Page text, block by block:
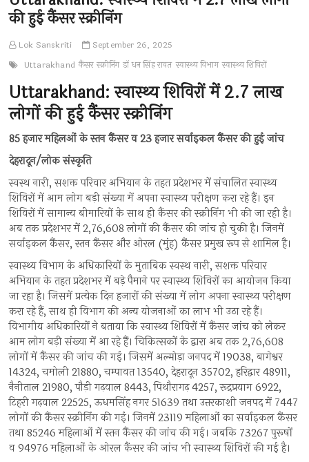
की हुई कैंसर स्क्रीनिंग
Lok Sanskriti
September 26, 2025
Uttarakhand कैंसर स्क्रीनिंग डॉ धन सिंह रावत स्वास्थ्य विभाग स्वास्थ्य शिविरों
Uttarakhand: स्वास्थ्य शिविरों में 2.7 लाख
लोगों की हुई कैंसर स्क्रीनिंग
85 हजार महिलओं के स्तन कैंसर व 23 हजार सर्वाइकल कैंसर की हुई जांच
देहरादून/लोक संस्कृति
स्वस्थ नारी, सशक्त परिवार अभियान के तहत प्रदेशभर में संचालित स्वास्थ्य
शिविरों में आम लोग बड़ी संख्या में अपना स्वास्थ्य परीक्षण करा रहे हैं। इन
शिविरों में सामान्य बीमारियों के साथ ही कैंसर की स्क्रीनिंग भी की जा रही है।
अब तक प्रदेशभर में 2,76,608 लोगों की कैंसर की जांच हो चुकी है। जिनमें
सर्वाइकल कैंसर, स्तन कैंसर और ओरल (मुंह) कैंसर प्रमुख रूप से शामिल है।
स्वास्थ्य विभाग के अधिकारियों के मुताबिक स्वस्थ नारी, सशक्त परिवार
अभियान के तहत प्रदेशभर में बड़े पैमाने पर स्वास्थ्य शिविरों का आयोजन किया
जा रहा है। जिसमें प्रत्येक दिन हजारों की संख्या में लोग अपना स्वास्थ्य परीक्षण
करा रहे हैं, साथ ही विभाग की अन्य योजनाओं का लाभ भी उठा रहे हैं।
विभागीय अधिकारियों ने बताया कि स्वास्थ्य शिविरों में कैंसर जांच को लेकर
आम लोग बड़ी संख्या में आ रहे हैं। चिकित्सकों के द्वारा अब तक 2,76,608
लोगों में कैंसर की जांच की गई। जिसमें अल्मोड़ा जनपद में 19038, बागेश्वर
14324, चमोली 21880, चम्पावत 13540, देहरादून 35702, हरिद्वार 48911,
नैनीताल 21980, पौड़ी गढ़वाल 8443, पिथौरागढ़ 4257, रूद्रप्रयाग 6922,
टिहरी गढ़वाल 22525, ऊधमसिंह नगर 51639 तथा उत्तरकाशी जनपद में 7447
लोगों की कैंसर स्क्रीनिंग की गई। जिनमें 23119 महिलाओं का सर्वाइकल कैंसर
तथा 85246 महिलाओं में स्तन कैंसर की जांच की गई। जबकि 73267 पुरूषों
व 94976 महिलाओं के ओरल कैंसर की जांच भी स्वास्थ्य शिविरों की गई है।